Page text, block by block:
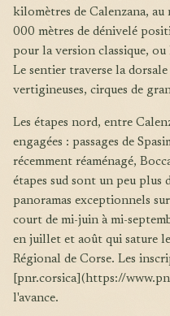
kilomètres de Calenzana, au
000 mètres de dénivelé
pour la version classique, ou
Le sentier traverse la
vertigineuses, cirques de
Les étapes nord, entre Calenzana et Vizzavona, sont les plus
engagées : passages de
récemment réaménagé,
étapes sud sont un peu plus
panoramas exceptionnels
court de mi-juin à mi-
en juillet et août qui sature
Régional de Corse. Les
[pnr.corsica](https://
l'avance.